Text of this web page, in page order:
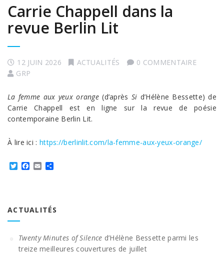
Carrie Chappell dans la
revue Berlin Lit
12 JUIN 2026 ACTUALITÉS
0 COMMENTAIRE
GRP
La femme aux yeux orange (d’après Si d’Hélène Bessette) de
Carrie Chappell est en ligne sur la revue de poésie
contemporaine Berlin Lit.
À lire ici : https://berlinlit.com/la-femme-aux-yeux-orange/
TwitterFacebook
Email
ACTUALITÉS
Twenty Minutes of Silence d’Hélène Bessette parmi les
treize meilleures couvertures de juillet